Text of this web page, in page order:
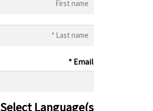
name
name
Email
*
Select Language(s):